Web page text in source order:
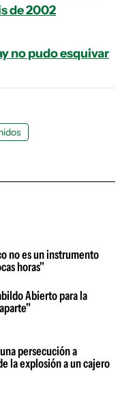
de 2002
no pudo esquivar
no es un instrumento
horas"
Abierto para la
persecución a
la explosión a un cajero